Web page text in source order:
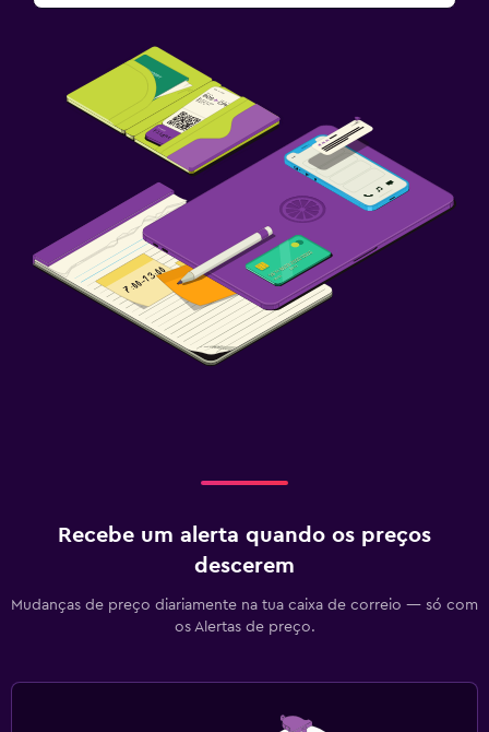
Recebe um alerta quando os preços
descerem
Mudanças de preço diariamente na tua caixa de correio — só com
os Alertas de preço.